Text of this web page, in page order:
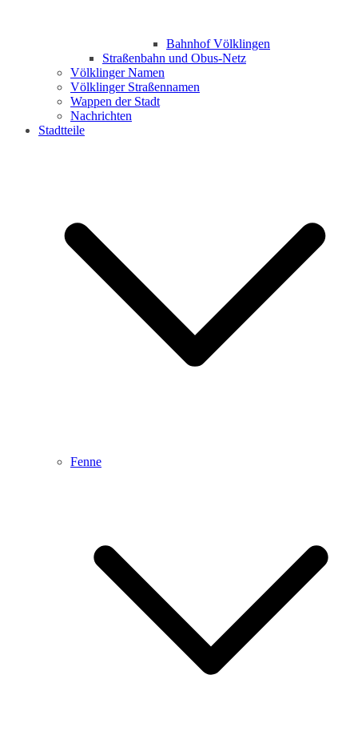
Bahnhof Völklingen
Straßenbahn und Obus-Netz
Völklinger Namen
Völklinger Straßennamen
Wappen der Stadt
Nachrichten
Stadtteile
Fenne